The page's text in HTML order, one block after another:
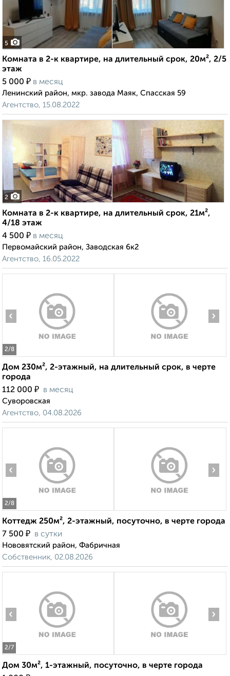
5
Комната в 2-к квартире, на длительный срок, 20м², 2/5
этаж
5 000 ₽ в месяц
Ленинский район, мкр. завода Маяк, Спасская 59
Агентство, 15.08.2022
2
Комната в 2-к квартире, на длительный срок, 21м²,
4/18 этаж
4 500 ₽ в месяц
Первомайский район, Заводская 6к2
Агентство, 16.05.2022
2/8
‹ ›
Дом 230м², 2-этажный, на длительный срок, в черте
города
112 000 ₽ в месяц
Суворовская
Агентство, 04.08.2026
2/8
‹ ›
Коттедж 250м², 2-этажный, посуточно, в черте города
7 500 ₽ в сутки
Нововятский район, Фабричная
Собственник, 02.08.2026
2/7
‹ ›
Дом 30м², 1-этажный, посуточно, в черте города